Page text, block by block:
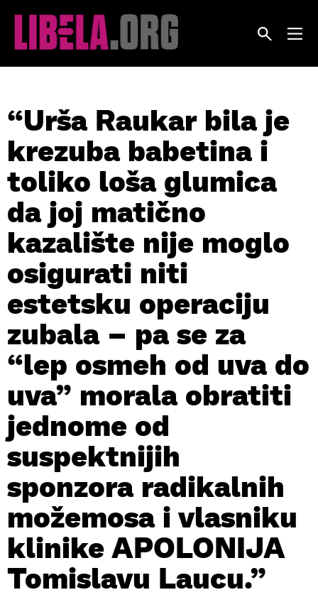
“Urša Raukar bila je
krezuba babetina i
toliko loša glumica
da joj matično
kazalište nije moglo
osigurati niti
estetsku operaciju
zubala – pa se za
“lep osmeh od uva do
uva” morala obratiti
jednome od
suspektnijih
sponzora radikalnih
možemosa i vlasniku
klinike APOLONIJA
Tomislavu Laucu.”